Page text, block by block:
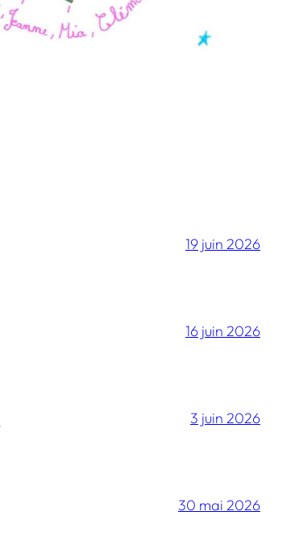
19 juin 2026
16 juin 2026
3 juin 2026
30 mai 2026